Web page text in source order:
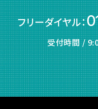
フリーダイヤル：
受付時間 /